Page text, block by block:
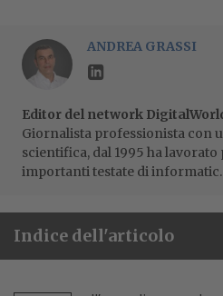
ANDREA GRASSI
Editor del network
Giornalista professionista con
scientifica, dal 1995 ha lavorato
importanti testate di
Indice dell'articolo